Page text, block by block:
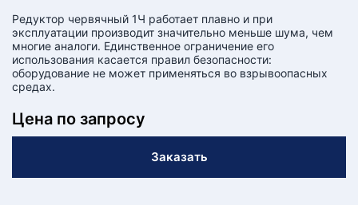
Редуктор червячный 1Ч работает плавно и при
эксплуатации производит значительно меньше шума, чем
многие аналоги. Единственное ограничение его
использования касается правил безопасности:
оборудование не может применяться во взрывоопасных
средах.
Цена по запросу
Заказать